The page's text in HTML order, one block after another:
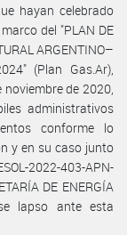
hayan celebrado
del "PLAN DE
ARGENTINO–
(Plan Gas.Ar),
de 2020,
administrativos
conforme lo
y en su caso junto
2022-403-APN-
DE ENERGÍA
lapso ante esta